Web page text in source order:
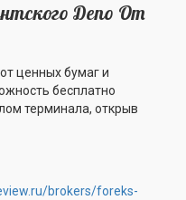
Депо От
ценных бумаг и
бесплатно
терминала, открыв
brokers/foreks-